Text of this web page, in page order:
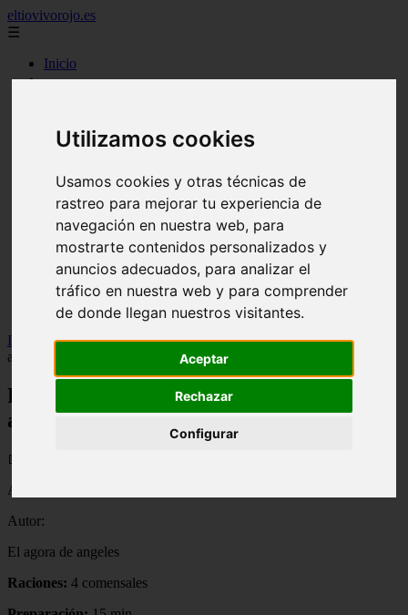
Utilizamos cookies
Usamos cookies y otras técnicas de
rastreo para mejorar tu experiencia de
navegación en nuestra web, para
mostrarte contenidos personalizados y
anuncios adecuados, para analizar el
tráfico en nuestra web y para comprender
de donde llegan nuestros visitantes.
Aceptar
Rechazar
Configurar
eltiovivorojo.es
☰
Inicio
argentina
carnes
espana
mariscos
otros
postres
reposteria
venezuela
verduras
Inicio
recetas >Recetas Cookeo: Albóndigas con salsa de
almendras
Recetas Cookeo: Albóndigas con salsa de
almendras
📅 02/09/2025
Albóndigas con salsa de almendras
Autor:
El agora de angeles
Raciones: 4 comensales